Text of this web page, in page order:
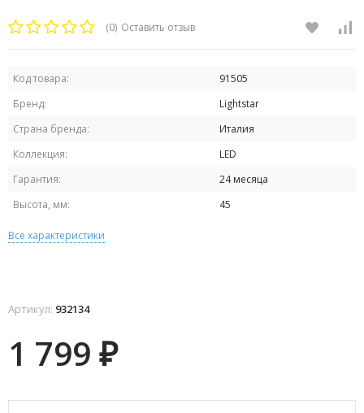
(0) Оставить отзыв
Код товара:
91505
Бренд:
Lightstar
Страна бренда:
Италия
Коллекция:
LED
Гарантия:
24 месяца
Высота, мм:
45
Все характеристики
Артикул: 932134
1 799 ₽